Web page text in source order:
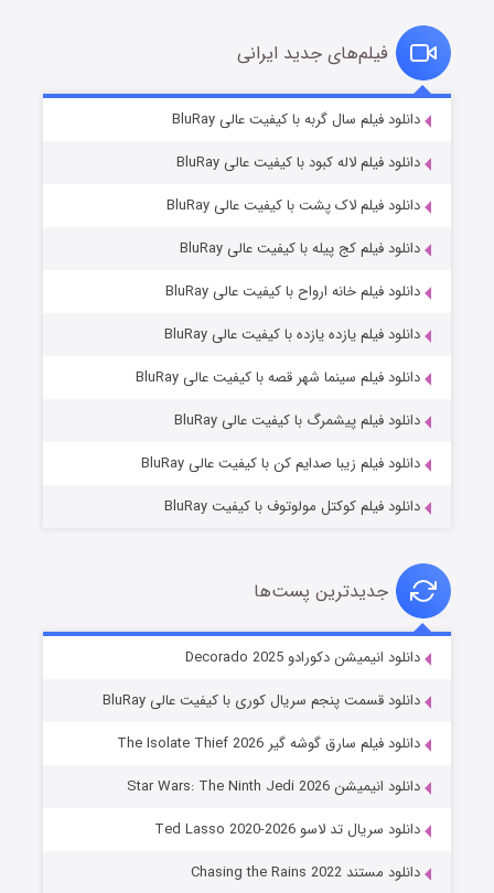
قسمت۷ (زیرنویس) منتشر شد
خاندان اژدها فصل ۳
فیلم‌های جدید ایرانی
دانلود فیلم سال گربه با کیفیت عالی BluRay
دانلود فیلم لاله کبود با کیفیت عالی BluRay
دانلود فیلم لاک پشت با کیفیت عالی BluRay
دانلود فیلم کج‌ پیله با کیفیت عالی BluRay
دانلود فیلم خانه ارواح با کیفیت عالی BluRay
دانلود فیلم یازده یازده با کیفیت عالی BluRay
دانلود فیلم سینما شهر قصه با کیفیت عالی BluRay
دانلود فیلم پیشمرگ با کیفیت عالی BluRay
دانلود فیلم زیبا صدایم کن با کیفیت عالی BluRay
دانلود فیلم کوکتل مولوتوف با کیفیت BluRay
جدیدترین پست‌ها
دانلود انیمیشن دکورادو Decorado 2025
دانلود قسمت پنجم سریال کوری با کیفیت عالی BluRay
دانلود فیلم سارق گوشه گیر The Isolate Thief 2026
دانلود انیمیشن Star Wars: The Ninth Jedi 2026
دانلود سریال تد لاسو Ted Lasso 2020-2026
دانلود مستند Chasing the Rains 2022